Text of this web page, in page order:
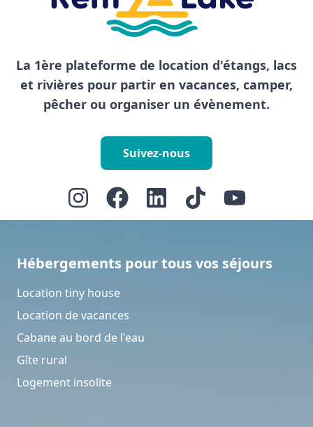
La 1ère plateforme de location d'étangs, lacs
et rivières pour partir en vacances, camper,
pêcher ou organiser un évènement.
Suivez-nous
Hébergements pour tous vos séjours
Location tiny house
Location de vacances
Cabane au bord de l'eau
Gîte rural
Logement insolite